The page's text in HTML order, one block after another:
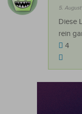
5. August
Diese
rein
4